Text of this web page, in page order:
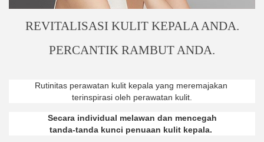
REVITALISASI KULIT KEPALA ANDA.
PERCANTIK RAMBUT ANDA.
Rutinitas perawatan kulit kepala yang meremajakan
terinspirasi oleh perawatan kulit.
Secara individual melawan dan mencegah
tanda-tanda kunci penuaan kulit kepala.